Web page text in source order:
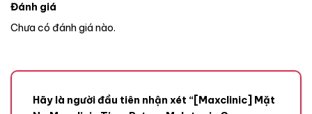
Đánh giá
Chưa có đánh giá nào.
Hãy là người đầu tiên nhận xét “[Maxclinic] Mặt